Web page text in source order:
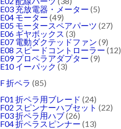
E03 充放電器・メーター (5)
E04 モーター (49)
E05 モータースペアパーツ (27)
E06 ギヤボックス (3)
E07 電動ダクテッドファン (9)
E08 スピードコントローラー (12)
E09 プロペラアダプター (9)
E10 イーパック (3)
F 折ペラ (85)
F01 折ペラ用ブレード (24)
F02 スピンナーハブセット (22)
F03 折ペラ用ハブ(26)
F04 折ペラスピンナー (13)